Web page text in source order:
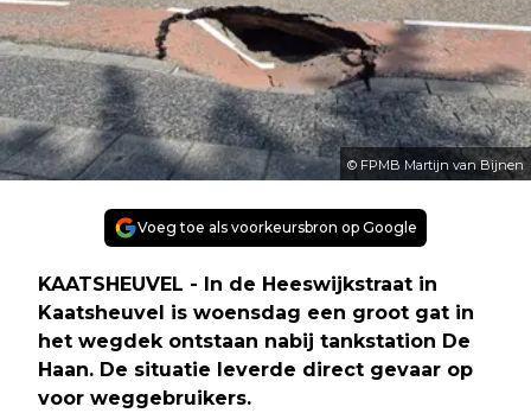
© FPMB Martijn van Bijnen
Voeg toe als voorkeursbron op Google
KAATSHEUVEL - In de Heeswijkstraat in
Kaatsheuvel is woensdag een groot gat in
het wegdek ontstaan nabij tankstation De
Haan. De situatie leverde direct gevaar op
voor weggebruikers.